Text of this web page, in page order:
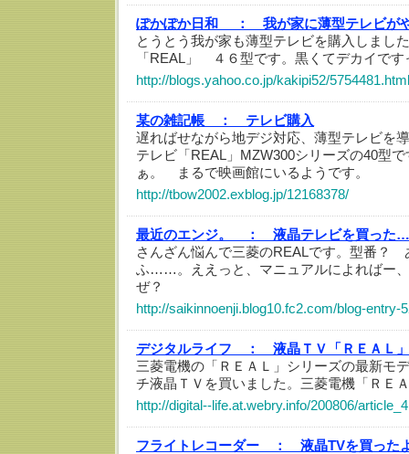
ぽかぽか日和 ：
我が家に薄型テレビが
とうとう我が家も薄型テレビを購入しまし
「REAL」 ４６型です。黒くてデカイです
http://blogs.yahoo.co.jp/kakipi52/5754481.html
某の雑記帳 ：
テレビ購入
遅ればせながら地デジ対応、薄型テレビを
テレビ「REAL」MZW300シリーズの40型
ぁ。 まるで映画館にいるようです。
http://tbow2002.exblog.jp/12168378/
最近のエンジ。 ：
液晶テレビを買った
さんざん悩んで三菱のREALです。型番？
ふ……。ええっと、マニュアルによればー
ぜ？
http://saikinnoenji.blog10.fc2.com/blog-entry-
デジタルライフ ：
液晶ＴＶ「ＲＥＡＬ
三菱電機の「ＲＥＡＬ」シリーズの最新モ
チ液晶ＴＶを買いました。三菱電機「ＲＥ
http://digital--life.at.webry.info/200806/
フライトレコーダー ：
液晶TVを買った